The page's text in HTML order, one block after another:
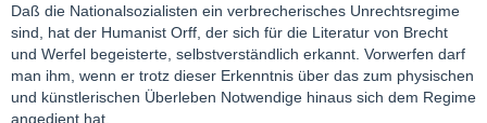
Daß die Nationalsozialisten ein verbrecherisches Unrechtsregime
sind, hat der Humanist Orff, der sich für die Literatur von Brecht
und Werfel begeisterte, selbstverständlich erkannt. Vorwerfen darf
man ihm, wenn er trotz dieser Erkenntnis über das zum physischen
und künstlerischen Überleben Notwendige hinaus sich dem Regime
angedient hat.